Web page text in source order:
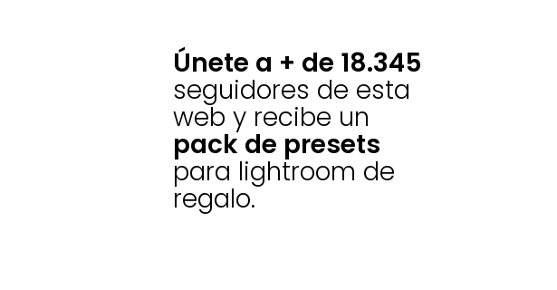
Únete a + de 18.345
seguidores de esta
web y recibe un
pack de presets
para lightroom de
regalo.